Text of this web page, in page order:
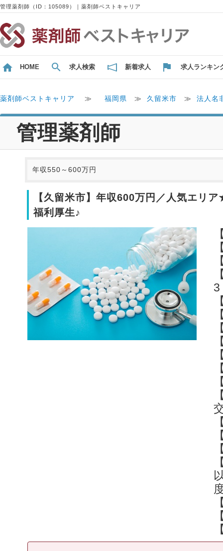
管理薬剤師（ID：105089）｜薬剤師ベストキャリア
HOME 求人検索 新着求人 求人ランキン
薬剤師ベストキャリア ≫ 福岡県 ≫ 久留米市 ≫ 法人名
管理薬剤師
年収550～600万円
【久留米市】年収600万円／人気エリ
福利厚生♪